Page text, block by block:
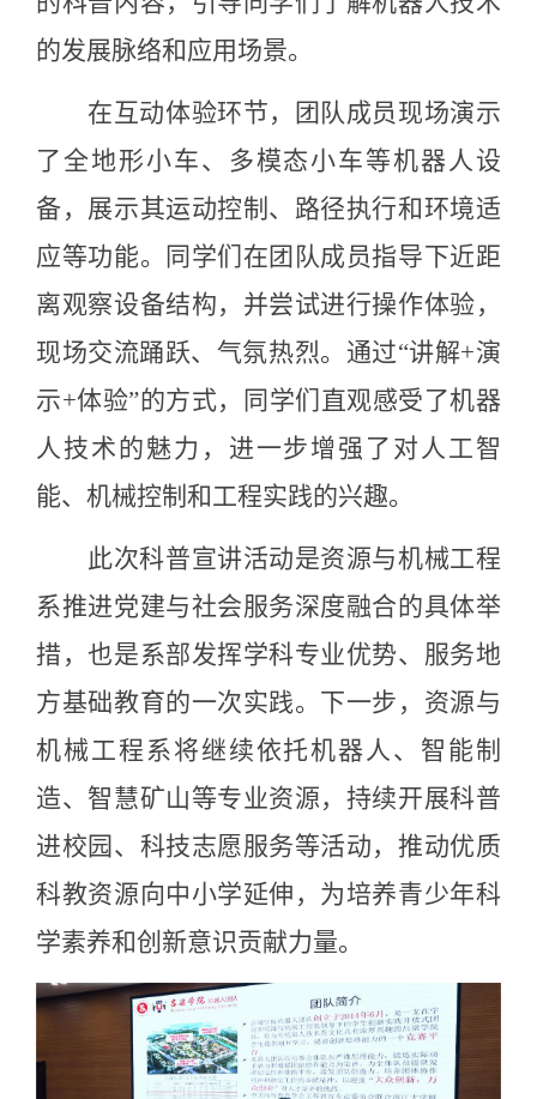
的发展脉络和应用场景。
在互动体验环节，团队成员现场演示
了全地形小车、多模态小车等机器人设
备，展示其运动控制、路径执行和环境适
应等功能。同学们在团队成员指导下近距
离观察设备结构，并尝试进行操作体验，
现场交流踊跃、气氛热烈。通过“讲解+演
示+体验”的方式，同学们直观感受了机器
人技术的魅力，进一步增强了对人工智
能、机械控制和工程实践的兴趣。
此次科普宣讲活动是资源与机械工程
系推进党建与社会服务深度融合的具体举
措，也是系部发挥学科专业优势、服务地
方基础教育的一次实践。下一步，资源与
机械工程系将继续依托机器人、智能制
造、智慧矿山等专业资源，持续开展科普
进校园、科技志愿服务等活动，推动优质
科教资源向中小学延伸，为培养青少年科
学素养和创新意识贡献力量。